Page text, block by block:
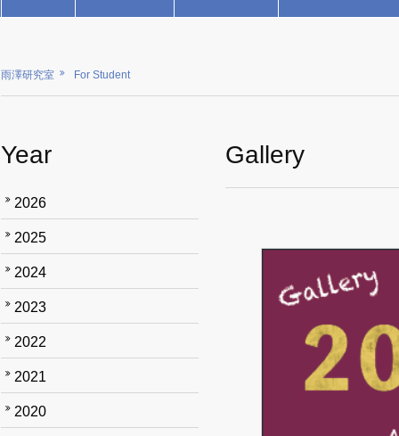
雨澤研究室 For Student
Year
2026
2025
2024
2023
2022
2021
2020
Gallery